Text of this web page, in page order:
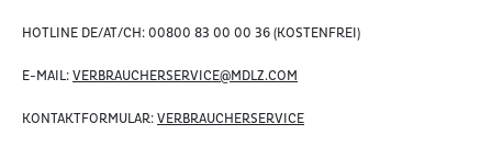
HOTLINE DE/AT/CH: 00800 83 00 00 36 (KOSTENFREI)
E-MAIL: VERBRAUCHERSERVICE@MDLZ.COM
KONTAKTFORMULAR: VERBRAUCHERSERVICE